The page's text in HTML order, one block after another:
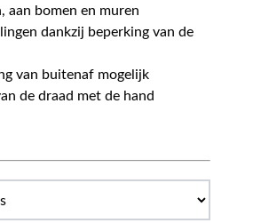
aan bomen en muren
dankzij beperking van de
van buitenaf mogelijk
de draad met de hand